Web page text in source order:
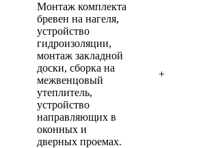
Монтаж комплекта
бревен на нагеля,
устройство
гидроизоляции,
монтаж закладной
доски, сборка на
межвенцовый
утеплитель,
устройство
направляющих в
оконных и
дверных проемах.
+